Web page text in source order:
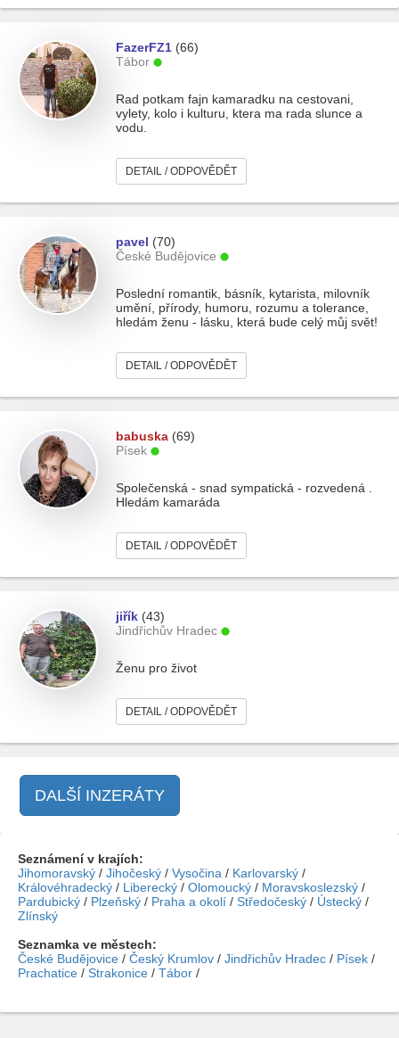
FazerFZ1 (66)
Tábor
Rad potkam fajn kamaradku na cestovani,
vylety, kolo i kulturu, ktera ma rada slunce a
vodu.
DETAIL / ODPOVĚDĚT
pavel (70)
České Budějovice
Poslední romantik, básník, kytarista, milovník
umění, přírody, humoru, rozumu a tolerance,
hledám ženu - lásku, která bude celý můj svět!
DETAIL / ODPOVĚDĚT
babuska (69)
Písek
Společenská - snad sympatická - rozvedená .
Hledám kamaráda
DETAIL / ODPOVĚDĚT
jiřík (43)
Jindřichův Hradec
Ženu pro život
DETAIL / ODPOVĚDĚT
DALŠÍ INZERÁTY
Seznámení v krajích:
Jihomoravský / Jihočeský / Vysočina / Karlovarský /
Královéhradecký / Liberecký / Olomoucký / Moravskoslezský /
Pardubický / Plzeňský / Praha a okolí / Středočeský / Ústecký /
Zlínský
Seznamka ve městech:
České Budějovice / Český Krumlov / Jindřichův Hradec / Písek /
Prachatice / Strakonice / Tábor /